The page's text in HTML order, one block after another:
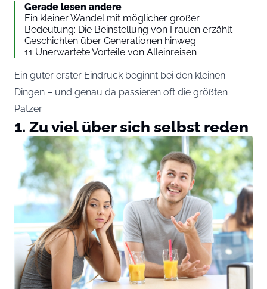
Gerade lesen andere
Ein kleiner Wandel mit möglicher großer
Bedeutung: Die Beinstellung von Frauen erzählt
Geschichten über Generationen hinweg
11 Unerwartete Vorteile von Alleinreisen
Ein guter erster Eindruck beginnt bei den kleinen
Dingen – und genau da passieren oft die größten
Patzer.
1. Zu viel über sich selbst reden